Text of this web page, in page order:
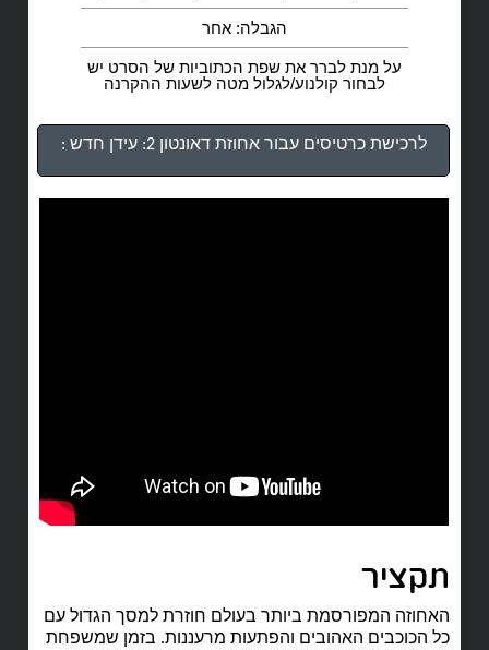
הגבלה: אחר
על מנת לברר את שפת הכתוביות של הסרט יש
לבחור קולנוע/לגלול מטה לשעות ההקרנה
לרכישת כרטיסים עבור אחוזת דאונטון 2: עידן חדש :
תקציר
האחוזה המפורסמת ביותר בעולם חוזרת למסך הגדול עם
כל הכוכבים האהובים והפתעות מרעננות. בזמן שמשפחת